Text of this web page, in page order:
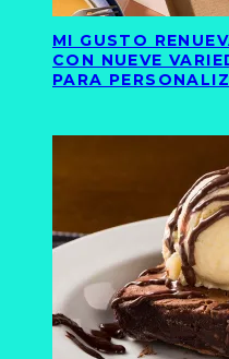
MI GUSTO
CON NUEVE
PARA